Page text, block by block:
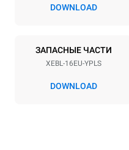
DOWNLOAD
ЗАПАСНЫЕ ЧАСТИ
XEBL-16EU-YPLS
DOWNLOAD